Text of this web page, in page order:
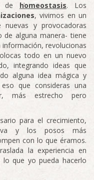
de homeostasis. Los
, vivimos en un
nuevas y provocadoras
de alguna manera- tiene
información, revolucionas
todo en un nuevo
integrando ideas que
alguna idea mágica y
que consideras una
más estrecho pero
para el crecimiento,
y los posos más
con lo que éramos.
la experiencia en
que yo pueda hacerlo